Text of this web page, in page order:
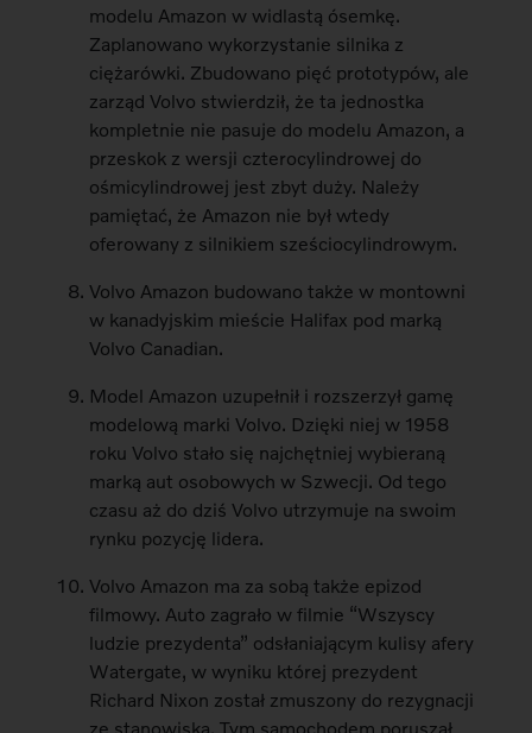
modelu Amazon w widlastą ósemkę.
Zaplanowano wykorzystanie silnika z
ciężarówki. Zbudowano pięć prototypów, ale
zarząd Volvo stwierdził, że ta jednostka
kompletnie nie pasuje do modelu Amazon, a
przeskok z wersji czterocylindrowej do
ośmicylindrowej jest zbyt duży. Należy
pamiętać, że Amazon nie był wtedy
oferowany z silnikiem sześciocylindrowym.
Volvo Amazon budowano także w montowni
w kanadyjskim mieście Halifax pod marką
Volvo Canadian.
Model Amazon uzupełnił i rozszerzył gamę
modelową marki Volvo. Dzięki niej w 1958
roku Volvo stało się najchętniej wybieraną
marką aut osobowych w Szwecji. Od tego
czasu aż do dziś Volvo utrzymuje na swoim
rynku pozycję lidera.
Volvo Amazon ma za sobą także epizod
filmowy. Auto zagrało w filmie “Wszyscy
ludzie prezydenta” odsłaniającym kulisy afery
Watergate, w wyniku której prezydent
Richard Nixon został zmuszony do rezygnacji
ze stanowiska. Tym samochodem poruszał